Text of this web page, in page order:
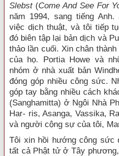
Slebst (Come And See For
năm 1994, sang tiếng
việc dịch thuật, và tôi tiếp
đó biên tập lại bản dịch và
thảo lần cuối. Xin chân
của họ. Portia Howe và
nhóm ở nhà xuất bản
đóng góp nhiều công sức.
góp tay bằng nhiều cách
(Sanghamitta) ở Ngôi Nhà
Har- ris, Asanga, Vassika,
và người cộng sự của tôi,
Tôi xin hồi hướng công sức
tất cả Phật tử ở Tây